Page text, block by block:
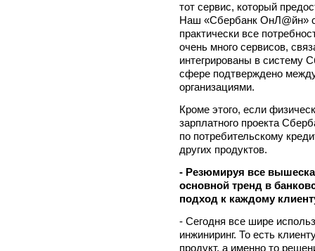
тот сервис, который
Наш «Сбербанк ОнЛ@йн»
практически все
очень много сервисов,
интегрированы в систему
сфере подтверждено
организациями.
Кроме этого, если
зарплатного проекта
по потребительскому
других продуктов.
- Резюмируя все
основной тренд в
подход к каждому
- Сегодня все шире
инжиниринг. То есть
продукт, а именно то